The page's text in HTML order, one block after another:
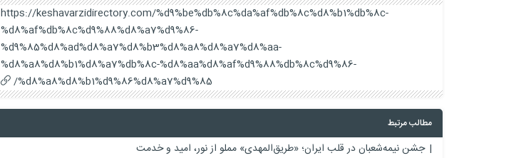
https://keshavarzidirectory.com/%d9%be%db%8c%da%af%db%8c%d8%b1%db%8c-
%d8%af%db%8c%d9%88%d8%a7%d9%86-
%d9%85%d8%ad%d8%a7%d8%b3%d8%a8%d8%a7%d8%aa-
%d8%a8%d8%b1%d8%a7%db%8c-%d8%aa%d8%af%d9%88%db%8c%d9%86-
%d8%a8%d8%b1%d9%86%d8%a7%d9%85/
مطالب مرتبط
جشن نیمه‌شعبان در قلب ایران؛ «طریق‌المهدی» مملو از نور، امید و خدمت